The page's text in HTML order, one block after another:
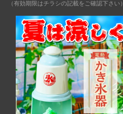
（有効期限はチラシの記載をご確認下さい）